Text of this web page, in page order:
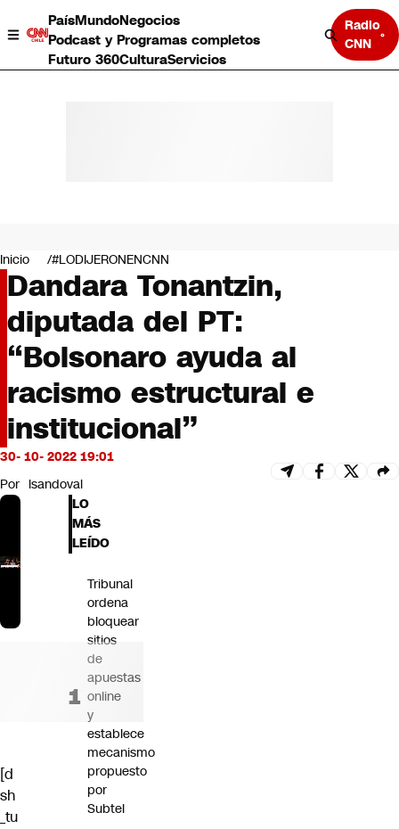
PaísMundoNegocios
Podcast y Programas completos
Futuro 360CulturaServicios
Radio
CNN
Negocios
Deportes
Programas completos
Cultura
Servicios
Bits
CNN tiempo
Futuro 360
Opinión
Inicio #LODIJERONENCNN
Dandara Tonantzin,
diputada del PT:
“Bolsonaro ayuda al
racismo estructural e
institucional”
30- 10- 2022 19:01
Por lsandoval
[d
sh
_tu
LO
MÁS
LEÍDO
Tribunal
ordena
bloquear
sitios
de
apuestas
online
y
establece
mecanismo
propuesto
por
Subtel